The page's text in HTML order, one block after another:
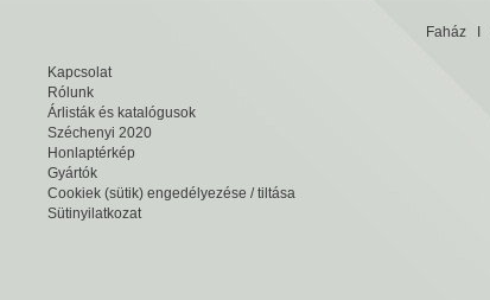
FaházI
Kapcsolat
Rólunk
Árlisták és katalógusok
Széchenyi 2020
Honlaptérkép
Gyártók
Cookiek (sütik) engedélyezése / tiltása
Sütinyilatkozat